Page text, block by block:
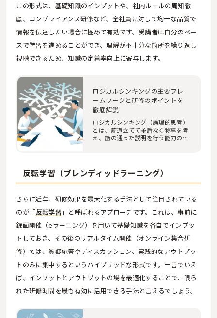
この形式は、基礎知識のインプットや、社内ルールの周知徹
底、コンプライアンス研修など、全社員に対して均一な品質で
情報を伝達したい場合に極めて有効です。受講者は自分のペー
スで学習を進めることができ、理解が不十分な箇所を繰り返し
視聴できるため、知識の定着率向上に寄与します。
ロジカルシンキングの主要フレ
ームワークと研修のポイントを
徹底解説
ロジカルシンキング（論理的思考）
とは、筋道立てて矛盾なく物事を考
え、筋の通った説明を行う能力のこ
反転学習（ブレンディッドラーニング）
さらに近年、研修効果を最大化する手法として注目されている
のが「反転学習 」と呼ばれるアプローチです。これは、事前に
録画開催（eラーニング）を用いて基礎知識を各自でインプッ
トしておき、その後のリアルタイム開催（オンライン集合研
修）では、質疑応答やディスカッション、実践的なアウトプッ
トのみに集中するというハイブリッドな形式です。一言でいえ
ば、インプットとアウトプットの場を最適化することで、限ら
れた研修時間を最も有効に活用できる手法と言えるでしょう。